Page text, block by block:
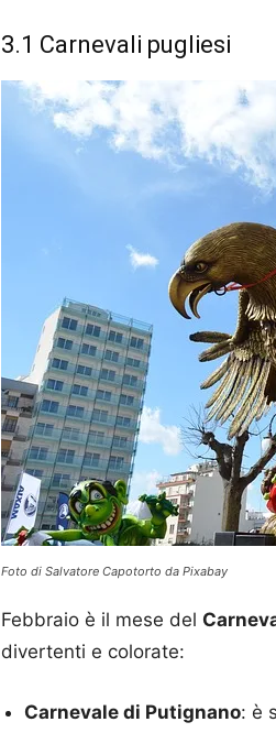
3.1 Carnevali pugliesi
Foto di Salvatore Capotorto da Pixabay
Febbraio è il mese del
divertenti e colorate:
Carnevale di Putignano: è